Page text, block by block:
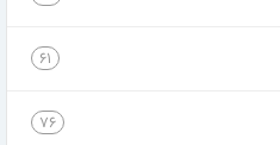
۶۱
۷۶